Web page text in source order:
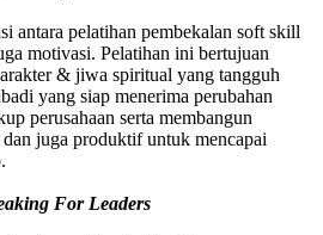
antara pelatihan pembekalan soft skill
motivasi. Pelatihan ini bertujuan
& jiwa spiritual yang tangguh
yang siap menerima perubahan
perusahaan serta membangun
juga produktif untuk mencapai
For Leaders